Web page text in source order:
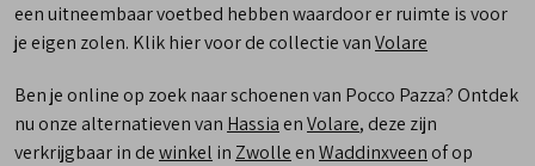
een uitneembaar voetbed hebben waardoor er ruimte is voor
je eigen zolen. Klik hier voor de collectie vanVolare
Ben je online op zoek naar schoenen van Pocco Pazza? Ontdek
nu onze alternatieven van Hassia enVolare, deze zijn
verkrijgbaar in dewinkel in Zwolle enWaddinxveen of op